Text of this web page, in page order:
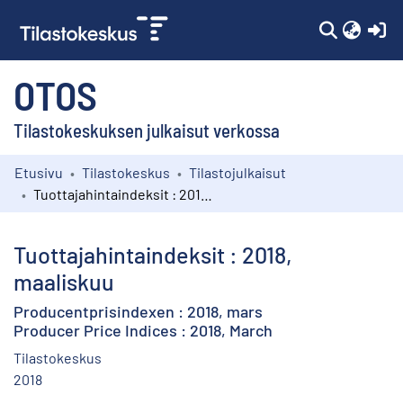
OTOS
Tilastokeskuksen julkaisut verkossa
Kokoelmat
Etusivu Tilastokeskus
Tilastojulkaisut
Tuottajahintaindeksit : 2018,
maaliskuu
Producentprisindexen : 2018, mars
Producer Price Indices : 2018, March
Tilastokeskus
2018